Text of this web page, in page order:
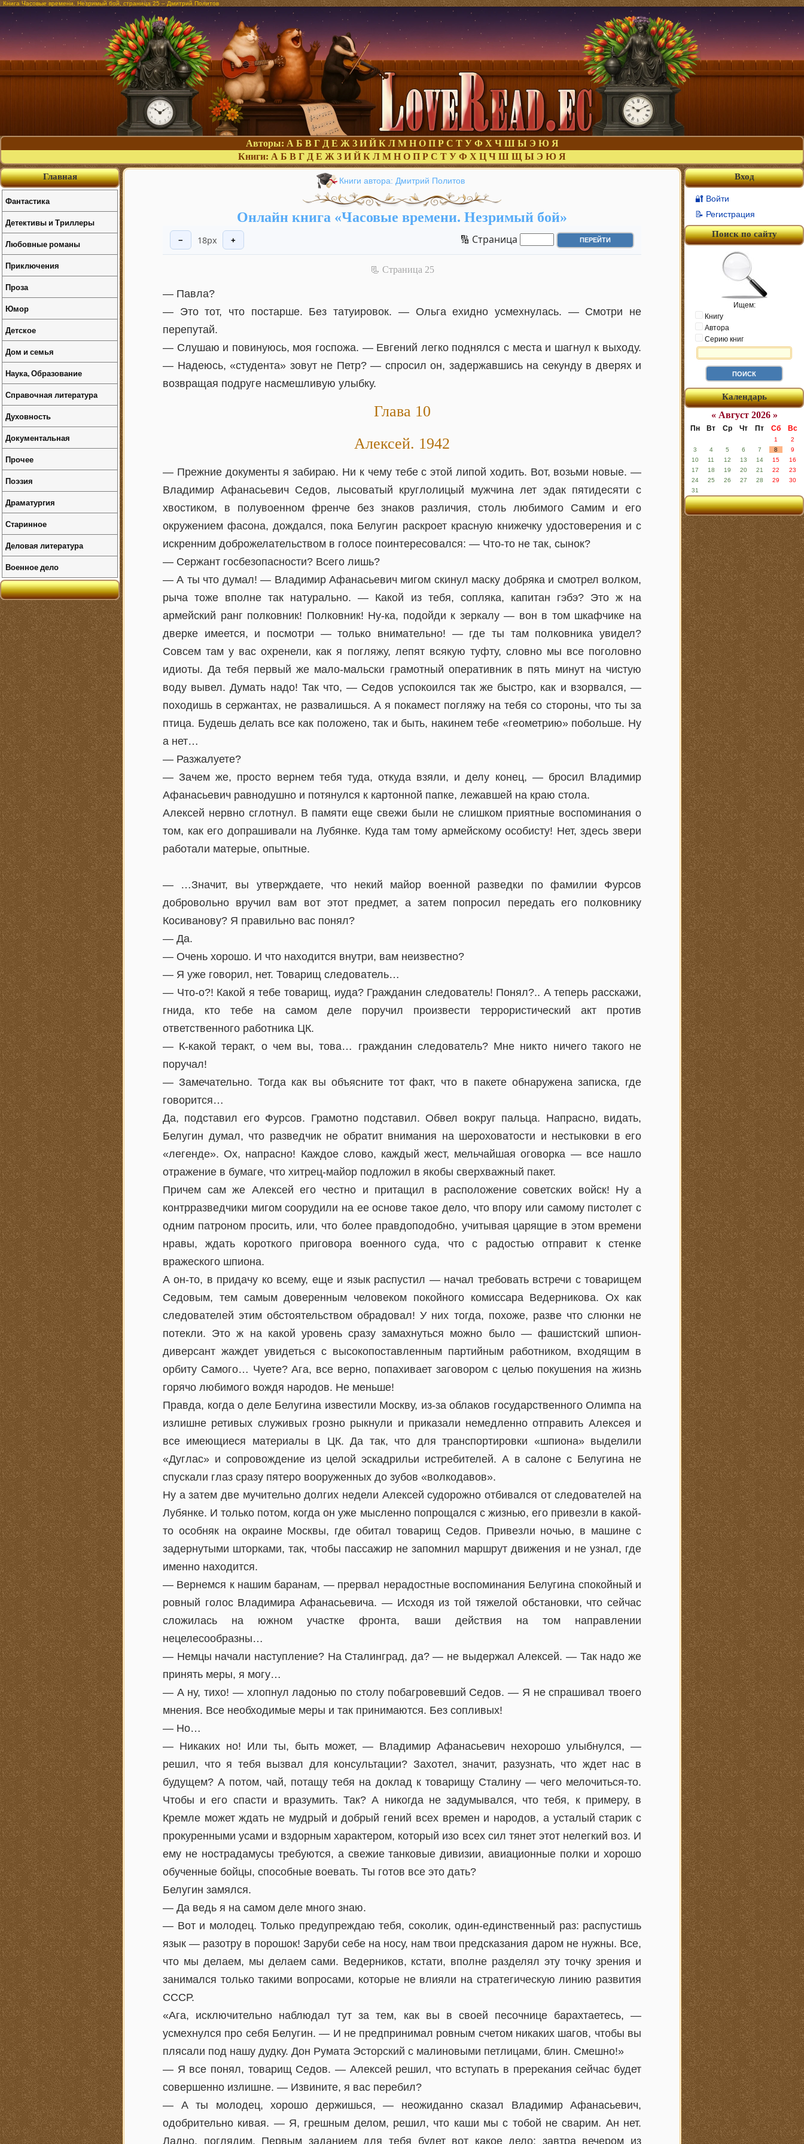
Книга Часовые времени. Незримый бой, страница 25 – Дмитрий Политов
Авторы: А Б В Г Д Е Ж З И Й К Л М Н О П Р С Т У Ф Х Ч Ш Ы Э Ю Я
Книги: А Б В Г Д Е Ж З И Й К Л М Н О П Р С Т У Ф Х Ц Ч Ш Щ Ы Э Ю Я
Книги автора: Дмитрий Политов
Онлайн книга «Часовые времени. Незримый бой»
− 18px + 🔢 Страница
📃 Cтраница 25
— Павла?
— Это тот, что постарше. Без татуировок. — Ольга ехидно усмехнулась. — Смотри не
перепутай.
— Слушаю и повинуюсь, моя госпожа. — Евгений легко поднялся с места и шагнул к выходу.
— Надеюсь, «студента» зовут не Петр? — спросил он, задержавшись на секунду в дверях и
возвращая подруге насмешливую улыбку.
Глава 10
Алексей. 1942
— Прежние документы я забираю. Ни к чему тебе с этой липой ходить. Вот, возьми новые. —
Владимир Афанасьевич Седов, лысоватый круглолицый мужчина лет эдак пятидесяти с
хвостиком, в полувоенном френче без знаков различия, столь любимого Самим и его
окружением фасона, дождался, пока Белугин раскроет красную книжечку удостоверения и с
искренним доброжелательством в голосе поинтересовался: — Что-то не так, сынок?
— Сержант госбезопасности? Всего лишь?
— А ты что думал! — Владимир Афанасьевич мигом скинул маску добряка и смотрел волком,
рыча тоже вполне так натурально. — Какой из тебя, сопляка, капитан гэбэ? Это ж на
армейский ранг полковник! Полковник! Ну-ка, подойди к зеркалу — вон в том шкафчике на
дверке имеется, и посмотри — только внимательно! — где ты там полковника увидел?
Совсем там у вас охренели, как я погляжу, лепят всякую туфту, словно мы все поголовно
идиоты. Да тебя первый же мало-мальски грамотный оперативник в пять минут на чистую
воду вывел. Думать надо! Так что, — Седов успокоился так же быстро, как и взорвался, —
походишь в сержантах, не развалишься. А я покамест погляжу на тебя со стороны, что ты за
птица. Будешь делать все как положено, так и быть, накинем тебе «геометрию» побольше. Ну
а нет…
— Разжалуете?
— Зачем же, просто вернем тебя туда, откуда взяли, и делу конец, — бросил Владимир
Афанасьевич равнодушно и потянулся к картонной папке, лежавшей на краю стола.
Алексей нервно сглотнул. В памяти еще свежи были не слишком приятные воспоминания о
том, как его допрашивали на Лубянке. Куда там тому армейскому особисту! Нет, здесь звери
работали матерые, опытные.
— …Значит, вы утверждаете, что некий майор военной разведки по фамилии Фурсов
добровольно вручил вам вот этот предмет, а затем попросил передать его полковнику
Косиванову? Я правильно вас понял?
— Да.
— Очень хорошо. И что находится внутри, вам неизвестно?
— Я уже говорил, нет. Товарищ следователь…
— Что-о?! Какой я тебе товарищ, иуда? Гражданин следователь! Понял?.. А теперь расскажи,
гнида, кто тебе на самом деле поручил произвести террористический акт против
ответственного работника ЦК.
— К-какой теракт, о чем вы, това… гражданин следователь? Мне никто ничего такого не
поручал!
— Замечательно. Тогда как вы объясните тот факт, что в пакете обнаружена записка, где
говорится…
Да, подставил его Фурсов. Грамотно подставил. Обвел вокруг пальца. Напрасно, видать,
Белугин думал, что разведчик не обратит внимания на шероховатости и нестыковки в его
«легенде». Ох, напрасно! Каждое слово, каждый жест, мельчайшая оговорка — все нашло
отражение в бумаге, что хитрец-майор подложил в якобы сверхважный пакет.
Причем сам же Алексей его честно и притащил в расположение советских войск! Ну а
контрразведчики мигом соорудили на ее основе такое дело, что впору или самому пистолет с
одним патроном просить, или, что более правдоподобно, учитывая царящие в этом времени
нравы, ждать короткого приговора военного суда, что с радостью отправит к стенке
вражеского шпиона.
А он-то, в придачу ко всему, еще и язык распустил — начал требовать встречи с товарищем
Седовым, тем самым доверенным человеком покойного комиссара Ведерникова. Ох как
следователей этим обстоятельством обрадовал! У них тогда, похоже, разве что слюнки не
потекли. Это ж на какой уровень сразу замахнуться можно было — фашистский шпион-
диверсант жаждет увидеться с высокопоставленным партийным работником, входящим в
орбиту Самого… Чуете? Ага, все верно, попахивает заговором с целью покушения на жизнь
горячо любимого вождя народов. Не меньше!
Правда, когда о деле Белугина известили Москву, из-за облаков государственного Олимпа на
излишне ретивых служивых грозно рыкнули и приказали немедленно отправить Алексея и
все имеющиеся материалы в ЦК. Да так, что для транспортировки «шпиона» выделили
«Дуглас» и сопровождение из целой эскадрильи истребителей. А в салоне с Белугина не
спускали глаз сразу пятеро вооруженных до зубов «волкодавов».
Ну а затем две мучительно долгих недели Алексей судорожно отбивался от следователей на
Лубянке. И только потом, когда он уже мысленно попрощался с жизнью, его привезли в какой-
то особняк на окраине Москвы, где обитал товарищ Седов. Привезли ночью, в машине с
задернутыми шторками, так, чтобы пассажир не запомнил маршрут движения и не узнал, где
именно находится.
— Вернемся к нашим баранам, — прервал нерадостные воспоминания Белугина спокойный и
ровный голос Владимира Афанасьевича. — Исходя из той тяжелой обстановки, что сейчас
сложилась на южном участке фронта, ваши действия на том направлении
нецелесообразны…
— Немцы начали наступление? На Сталинград, да? — не выдержал Алексей. — Так надо же
принять меры, я могу…
— А ну, тихо! — хлопнул ладонью по столу побагровевший Седов. — Я не спрашивал твоего
мнения. Все необходимые меры и так принимаются. Без сопливых!
— Но…
— Никаких но! Или ты, быть может, — Владимир Афанасьевич нехорошо улыбнулся, —
решил, что я тебя вызвал для консультации? Захотел, значит, разузнать, что ждет нас в
будущем? А потом, чай, потащу тебя на доклад к товарищу Сталину — чего мелочиться-то.
Чтобы и его спасти и вразумить. Так? А никогда не задумывался, что тебя, к примеру, в
Кремле может ждать не мудрый и добрый гений всех времен и народов, а усталый старик с
прокуренными усами и вздорным характером, который изо всех сил тянет этот нелегкий воз. И
ему не нострадамусы требуются, а свежие танковые дивизии, авиационные полки и хорошо
обученные бойцы, способные воевать. Ты готов все это дать?
Белугин замялся.
— Да ведь я на самом деле много знаю.
— Вот и молодец. Только предупреждаю тебя, соколик, один-единственный раз: распустишь
язык — разотру в порошок! Заруби себе на носу, нам твои предсказания даром не нужны. Все,
что мы делаем, мы делаем сами. Ведерников, кстати, вполне разделял эту точку зрения и
занимался только такими вопросами, которые не влияли на стратегическую линию развития
СССР.
«Ага, исключительно наблюдал тут за тем, как вы в своей песочнице барахтаетесь, —
усмехнулся про себя Белугин. — И не предпринимал ровным счетом никаких шагов, чтобы вы
плясали под нашу дудку. Дон Румата Эсторский с малиновыми петлицами, блин. Смешно!»
— Я все понял, товарищ Седов. — Алексей решил, что вступать в пререкания сейчас будет
совершенно излишне. — Извините, я вас перебил?
— А ты молодец, хорошо держишься, — неожиданно сказал Владимир Афанасьевич,
одобрительно кивая. — Я, грешным делом, решил, что каши мы с тобой не сварим. Ан нет.
Ладно, поглядим. Первым заданием для тебя будет вот какое дело: завтра вечером из
Вход
🔐 Войти
📝 Регистрация
Поиск по сайту
Ищем:
Книгу
Автора
Серию книг
Календарь
« Август 2026 »
Пн Вт Ср Чт Пт Сб Вс
1
2
3
4 5 6 7 8
9
10
11 12 13 14 15
16
17
18 19 20 21 22
23
24
25 26 27 28 29
30
31
Главная
Фантастика
Детективы и Триллеры
Любовные романы
Приключения
Проза
Юмор
Детское
Дом и семья
Наука, Образование
Справочная литература
Духовность
Документальная
Прочее
Поэзия
Драматургия
Старинное
Деловая литература
Военное дело